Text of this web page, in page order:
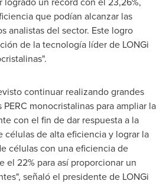
que podían alcanzar las
analistas del sector. Este logro
de la tecnología líder de LONGi
continuar realizando grandes
monocristalinas para ampliar la
con el fin de dar respuesta a la
células de alta eficiencia y lograr la
células con una eficiencia de
el 22% para así proporcionar un
señaló el presidente de LONGi